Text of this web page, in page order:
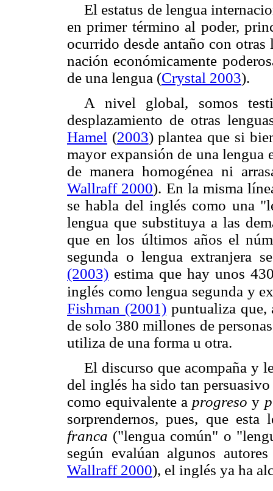
El estatus de lengua
en primer término al poder,
ocurrido desde antaño con otras
nación económicamente
de una lengua (Crystal 2003).
A nivel global, somos
desplazamiento de otras
Hamel (2003) plantea que si
mayor expansión de una lengua
de manera homogénea ni
Wallraff 2000). En la misma
se habla del inglés como una
lengua que substituya a las
que en los últimos años el
segunda o lengua extranjera
(2003) estima que hay unos
inglés como lengua segunda y
Fishman (2001)puntualiza que,
de solo 380 millones de
utiliza de una forma u otra.
El discurso que acompaña y
del inglés ha sido tan
como equivalente a progreso y
sorprendernos, pues, que
franca ("lengua común" o
según evalúan algunos
Wallraff 2000), el inglés ya ha